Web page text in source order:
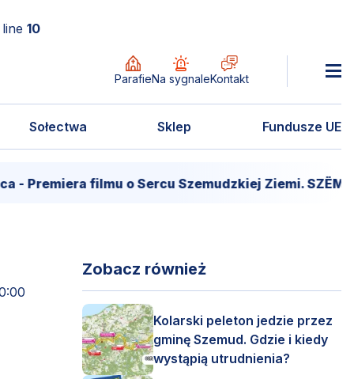
10
ParafieNa sygnaleKontakt
Sołectwa Sklep Fundusze UE
filmu o Sercu Szemudzkiej Ziemi. SZËMÔŁD –
Zobacz również
Kolarski peleton jedzie przez
gminę Szemud. Gdzie i kiedy
wystąpią utrudnienia?